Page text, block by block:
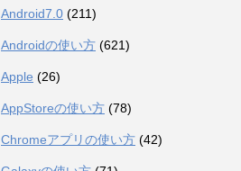
Android7.0 (211)
Androidの使い方 (621)
Apple (26)
AppStoreの使い方 (78)
Chromeアプリの使い方 (42)